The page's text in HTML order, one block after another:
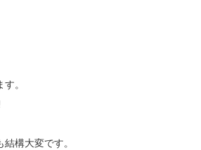
。
構大変です。